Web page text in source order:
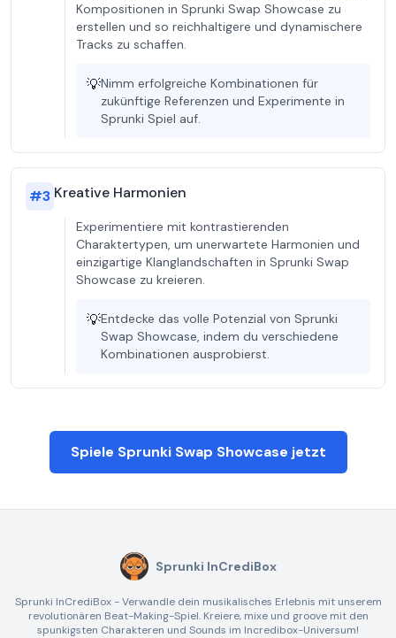
Kompositionen in Sprunki Swap Showcase zu
erstellen und so reichhaltigere und dynamischere
Tracks zu schaffen.
💡Nimm erfolgreiche Kombinationen für
zukünftige Referenzen und Experimente in
Sprunki Spiel auf.
#3 Kreative Harmonien
Experimentiere mit kontrastierenden
Charaktertypen, um unerwartete Harmonien und
einzigartige Klanglandschaften in Sprunki Swap
Showcase zu kreieren.
💡Entdecke das volle Potenzial von Sprunki
Swap Showcase, indem du verschiedene
Kombinationen ausprobierst.
Spiele Sprunki Swap Showcase jetzt
Sprunki InCrediBox
Sprunki InCrediBox - Verwandle dein musikalisches Erlebnis mit unserem
revolutionären Beat-Making-Spiel. Kreiere, mixe und groove mit den
spunkigsten Charakteren und Sounds im Incredibox-Universum!